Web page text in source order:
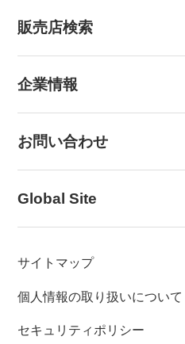
販売店検索
企業情報
お問い合わせ
Global Site
サイトマップ
個人情報の取り扱いについて
セキュリティポリシー